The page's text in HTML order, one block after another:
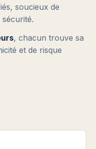
soucieux de
, chacun trouve sa
et de risque